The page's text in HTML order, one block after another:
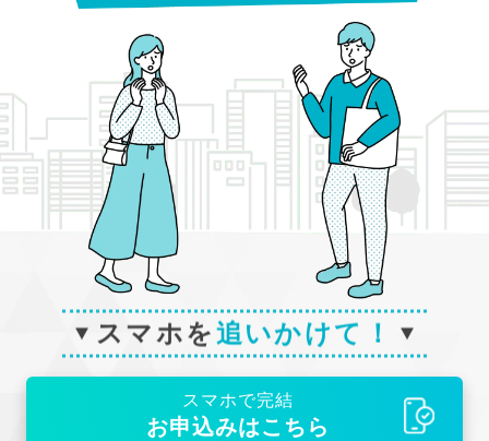
スマホを追いかけて！
スマホで完結
お申込みはこちら